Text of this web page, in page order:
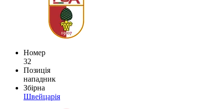
Номер
32
Позиція
нападник
Збірна
Швейцарія